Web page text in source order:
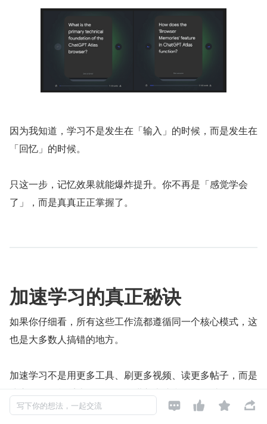
因为我知道，学习不是发生在「输入」的时候，而是发生在
「回忆」的时候。
只这一步，记忆效果就能爆炸提升。你不再是「感觉学会
了」，而是真真正正掌握了。
加速学习的真正秘诀
如果你仔细看，所有这些工作流都遵循同一个核心模式，这
也是大多数人搞错的地方。
加速学习不是用更多工具、刷更多视频、读更多帖子，而是
建立一套简单系统，管控信息进入大脑和留存的过程。
写下你的想法，一起交流    